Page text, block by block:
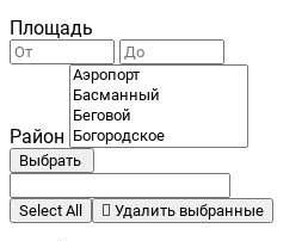
Площадь
Район
Выбрать
Select All Удалить выбранные